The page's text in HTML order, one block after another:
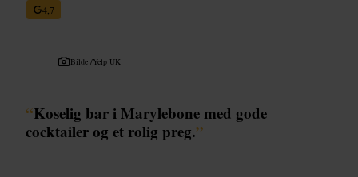
4,7
Bilde /Yelp UK
“Koselig bar i Marylebone med gode
cocktailer og et rolig preg.”